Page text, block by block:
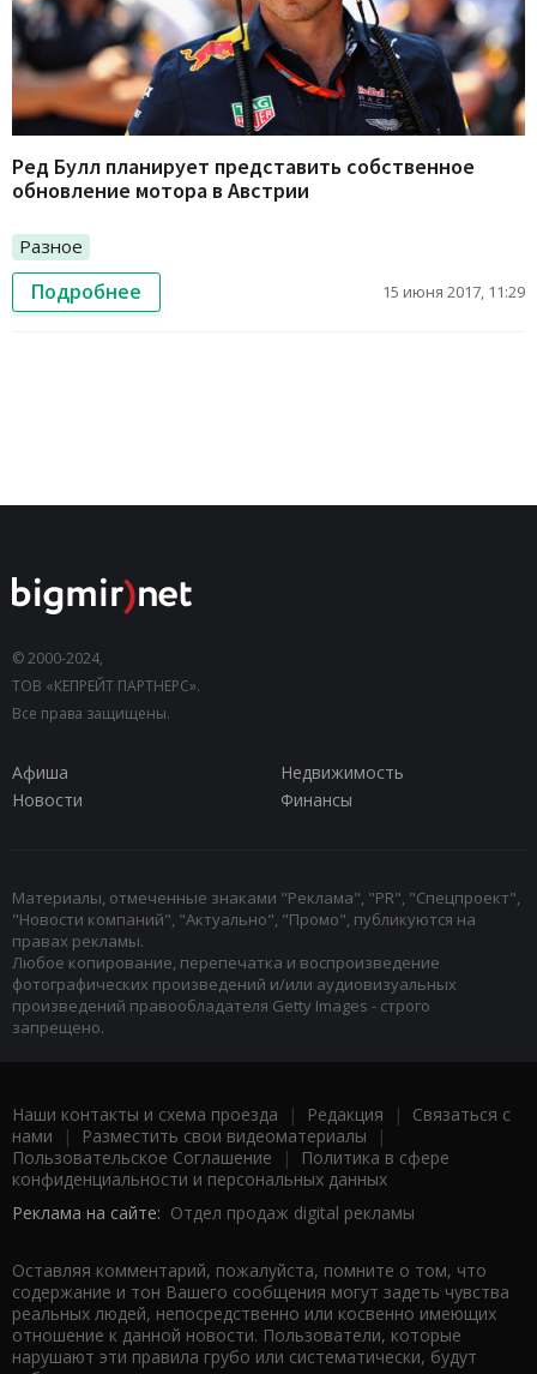
Ред Булл планирует представить собственное
обновление мотора в Австрии
Разное
Подробнее 15 июня 2017, 11:29
© 2000-2024,
ТОВ «КЕПРЕЙТ ПАРТНЕРС».
Все права защищены.
Афиша
Недвижимость
Новости
Финансы
Материалы, отмеченные знаками "Реклама", "PR", "Спецпроект",
"Новости компаний", "Актуально", "Промо", публикуются на
правах рекламы.
Любое копирование, перепечатка и воспроизведение
фотографических произведений и/или аудиовизуальных
произведений правообладателя Getty Images - строго
запрещено.
Наши контакты и схема проезда | Редакция | Связаться с
нами | Разместить свои видеоматериалы |
Пользовательское Соглашение |
Политика в сфере
конфиденциальности и персональных данных
Реклама на сайте: Отдел продаж digital рекламы
Оставляя комментарий, пожалуйста, помните о том, что
содержание и тон Вашего сообщения могут задеть чувства
реальных людей, непосредственно или косвенно имеющих
отношение к данной новости. Пользователи, которые
нарушают эти правила грубо или систематически, будут